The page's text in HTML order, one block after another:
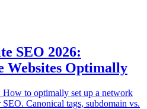
SEO 2026:
Websites Optimally
How to optimally set up a network
Canonical tags, subdomain vs.